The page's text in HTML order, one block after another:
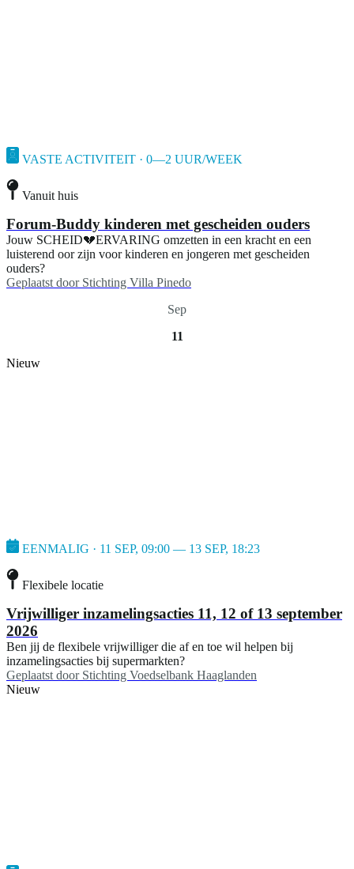
VASTE ACTIVITEIT · 0—2 UUR/WEEK
Vanuit huis
Forum-Buddy kinderen met gescheiden ouders
Jouw SCHEID💔ERVARING omzetten in een kracht en een
luisterend oor zijn voor kinderen en jongeren met gescheiden
ouders?
Geplaatst door Stichting Villa Pinedo
Sep
11
Nieuw
EENMALIG · 11 SEP, 09:00 — 13 SEP, 18:23
Flexibele locatie
Vrijwilliger inzamelingsacties 11, 12 of 13 september
2026
Ben jij de flexibele vrijwilliger die af en toe wil helpen bij
inzamelingsacties bij supermarkten?
Geplaatst door Stichting Voedselbank Haaglanden
Nieuw